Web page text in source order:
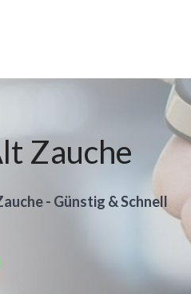
Zauche
- Günstig & Schnell